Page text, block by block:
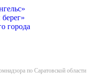
города
по Саратовской области